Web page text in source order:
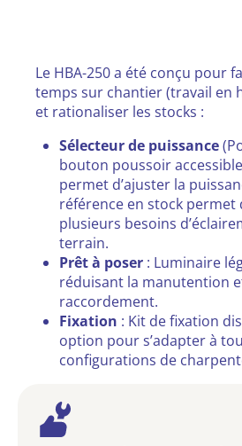
Le HBA-250 a été conçu pour
temps sur chantier (travail en
et rationaliser les stocks :
Sélecteur de puissance
bouton poussoir
permet d’ajuster la
référence en stock
plusieurs besoins
terrain.
Prêt à poser : Luminaire
réduisant la manutention
raccordement.
Fixation : Kit de fixation
option pour s’adapter à
configurations de